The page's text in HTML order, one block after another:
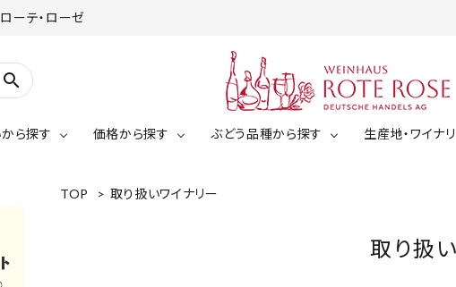
ーテ・ローゼ
search
ら探す
白ワイン
価格から探す ぶどう品種から探す 生産地・ワイナ
TOP > 取り扱いワイナリー
取り扱